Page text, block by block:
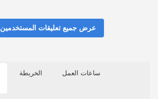
عرض جميع تعليقات المستخدمين
الخريطة ساعات العمل